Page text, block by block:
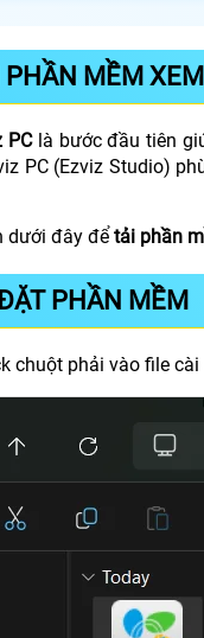
PHẦN MỀM
PClà bước đầu tiên
PC (Ezviz Studio)
dưới đây để tải phần
PHẦN MỀM
chuột phải vào file